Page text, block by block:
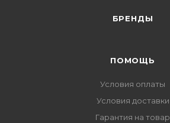
БРЕНДЫ
ПОМОЩЬ
Условия оплаты
Условия доставки
Гарантия на товар